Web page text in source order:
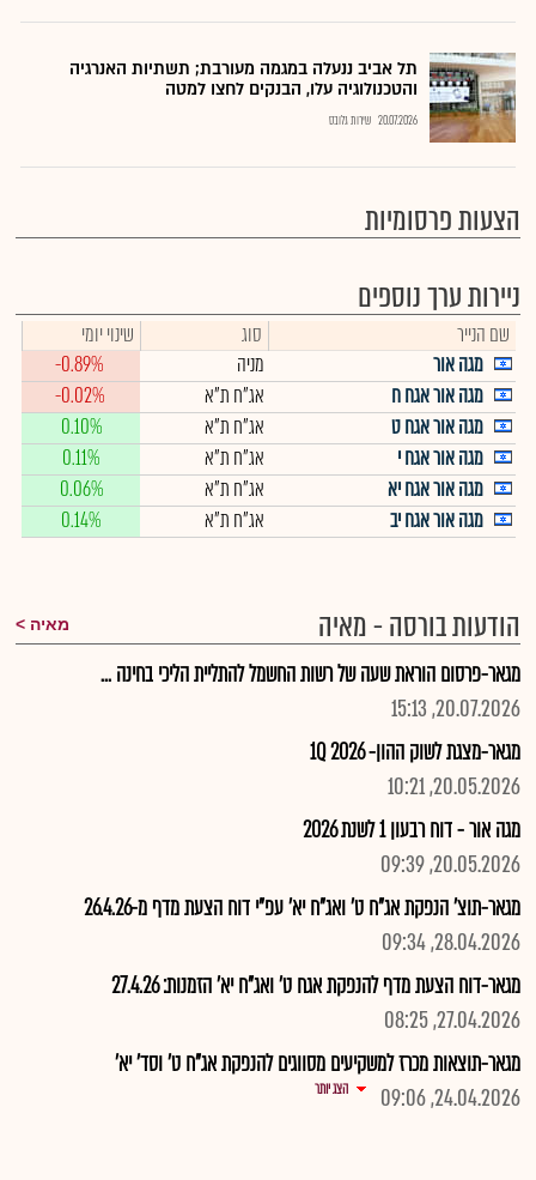
תל אביב ננעלה במגמה מעורבת; תשתיות האנרגיה
והטכנולוגיה עלו, הבנקים לחצו למטה
20.07.2026 שירות גלובס
הצעות פרסומיות
ניירות ערך נוספים
שם הנייר סוג
שינוי יומי
מגה אור
מניה
-0.89%
מגה אור אגח ח
אג"ח ת"א
-0.02%
מגה אור אגח ט
אג"ח ת"א
0.10%
מגה אור אגח י
אג"ח ת"א
0.11%
מגה אור אגח יא
אג"ח ת"א
0.06%
מגה אור אגח יב
אג"ח ת"א 0.14%
הודעות בורסה - מאיה מאיה
מגאר-פרסום הוראת שעה של רשות החשמל להתליית הליכי בחינה ...
20.07.2026, 15:13
מגאר-מצגת לשוק ההון- 2026 1Q
20.05.2026, 10:21
מגה אור - דוח רבעון 1 לשנת 2026
20.05.2026, 09:39
מגאר-תוצ' הנפקת אג"ח ט' ואג"ח יא' עפ"י דוח הצעת מדף מ-26.4.26
28.04.2026, 09:34
מגאר-דוח הצעת מדף להנפקת אגח ט' ואג"ח יא' הזמנות: 27.4.26
27.04.2026, 08:25
מגאר-תוצאות מכרז למשקיעים מסווגים להנפקת אג"ח ט' וסד' יא'
24.04.2026, 09:06
הצג יותר